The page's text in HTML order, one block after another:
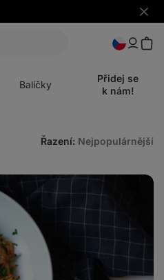
Skrýt
Balíčky
Přidej se
k nám!
Řazení: Nejpopulárnější